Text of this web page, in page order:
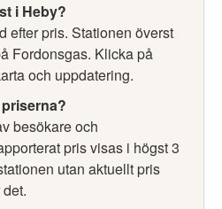
i Heby?
efter pris. Stationen överst
Fordonsgas. Klicka på
och uppdatering.
besökare och
pris visas i högst 3
utan aktuellt pris